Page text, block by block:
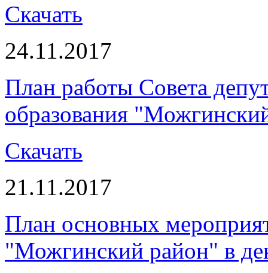
Скачать
24.11.2017
План работы Совета
образования
Скачать
21.11.2017
План основных
"Можгинский район" в